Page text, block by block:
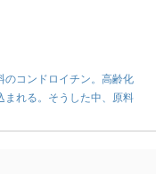
のコンドロイチン。高齢化
まれる。そうした中、原料